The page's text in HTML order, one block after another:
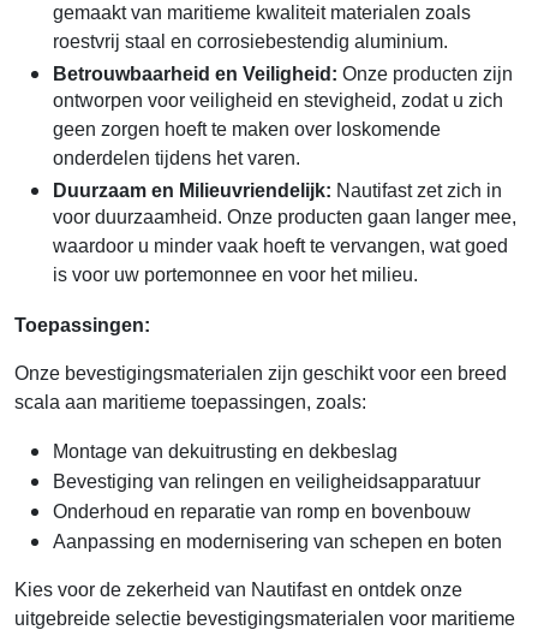
gemaakt van maritieme kwaliteit materialen zoals
roestvrij staal en corrosiebestendig aluminium.
Betrouwbaarheid en Veiligheid: Onze producten zijn
ontworpen voor veiligheid en stevigheid, zodat u zich
geen zorgen hoeft te maken over loskomende
onderdelen tijdens het varen.
Duurzaam en Milieuvriendelijk: Nautifast zet zich in
voor duurzaamheid. Onze producten gaan langer mee,
waardoor u minder vaak hoeft te vervangen, wat goed
is voor uw portemonnee en voor het milieu.
Toepassingen:
Onze bevestigingsmaterialen zijn geschikt voor een breed
scala aan maritieme toepassingen, zoals:
Montage van dekuitrusting en dekbeslag
Bevestiging van relingen en veiligheidsapparatuur
Onderhoud en reparatie van romp en bovenbouw
Aanpassing en modernisering van schepen en boten
Kies voor de zekerheid van Nautifast en ontdek onze
uitgebreide selectie bevestigingsmaterialen voor maritieme